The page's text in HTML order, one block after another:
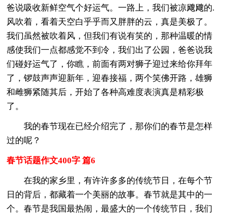
爸说吸收新鲜空气个好运气。一路上，我们被凉飕飕的.
风吹着，看着天空白乎乎而又胖胖的云，真是美极了。
我们虽然被吹着风，但我们有说有笑的，那种温暖的情
感使我们一点都感觉不到冷，我们出了公园，爸爸说我
们碰好运气了，你瞧，前面有两对狮子迎过来给你拜年
了，锣鼓声声迎新年，迎春接福，两个笑佛开路，雄狮
和雌狮紧随其后，开始了各种高难度表演真是精彩极
了。
我的春节现在已经介绍完了，那你们的春节是怎样
过的呢？
春节话题作文400字 篇6
在我的家乡里，有许许多多的传统节日，在每个节
日的背后，都藏着一个美丽的故事。春节就是其中的一
个。春节是我国最热闹，最盛大的一个传统节日，我们